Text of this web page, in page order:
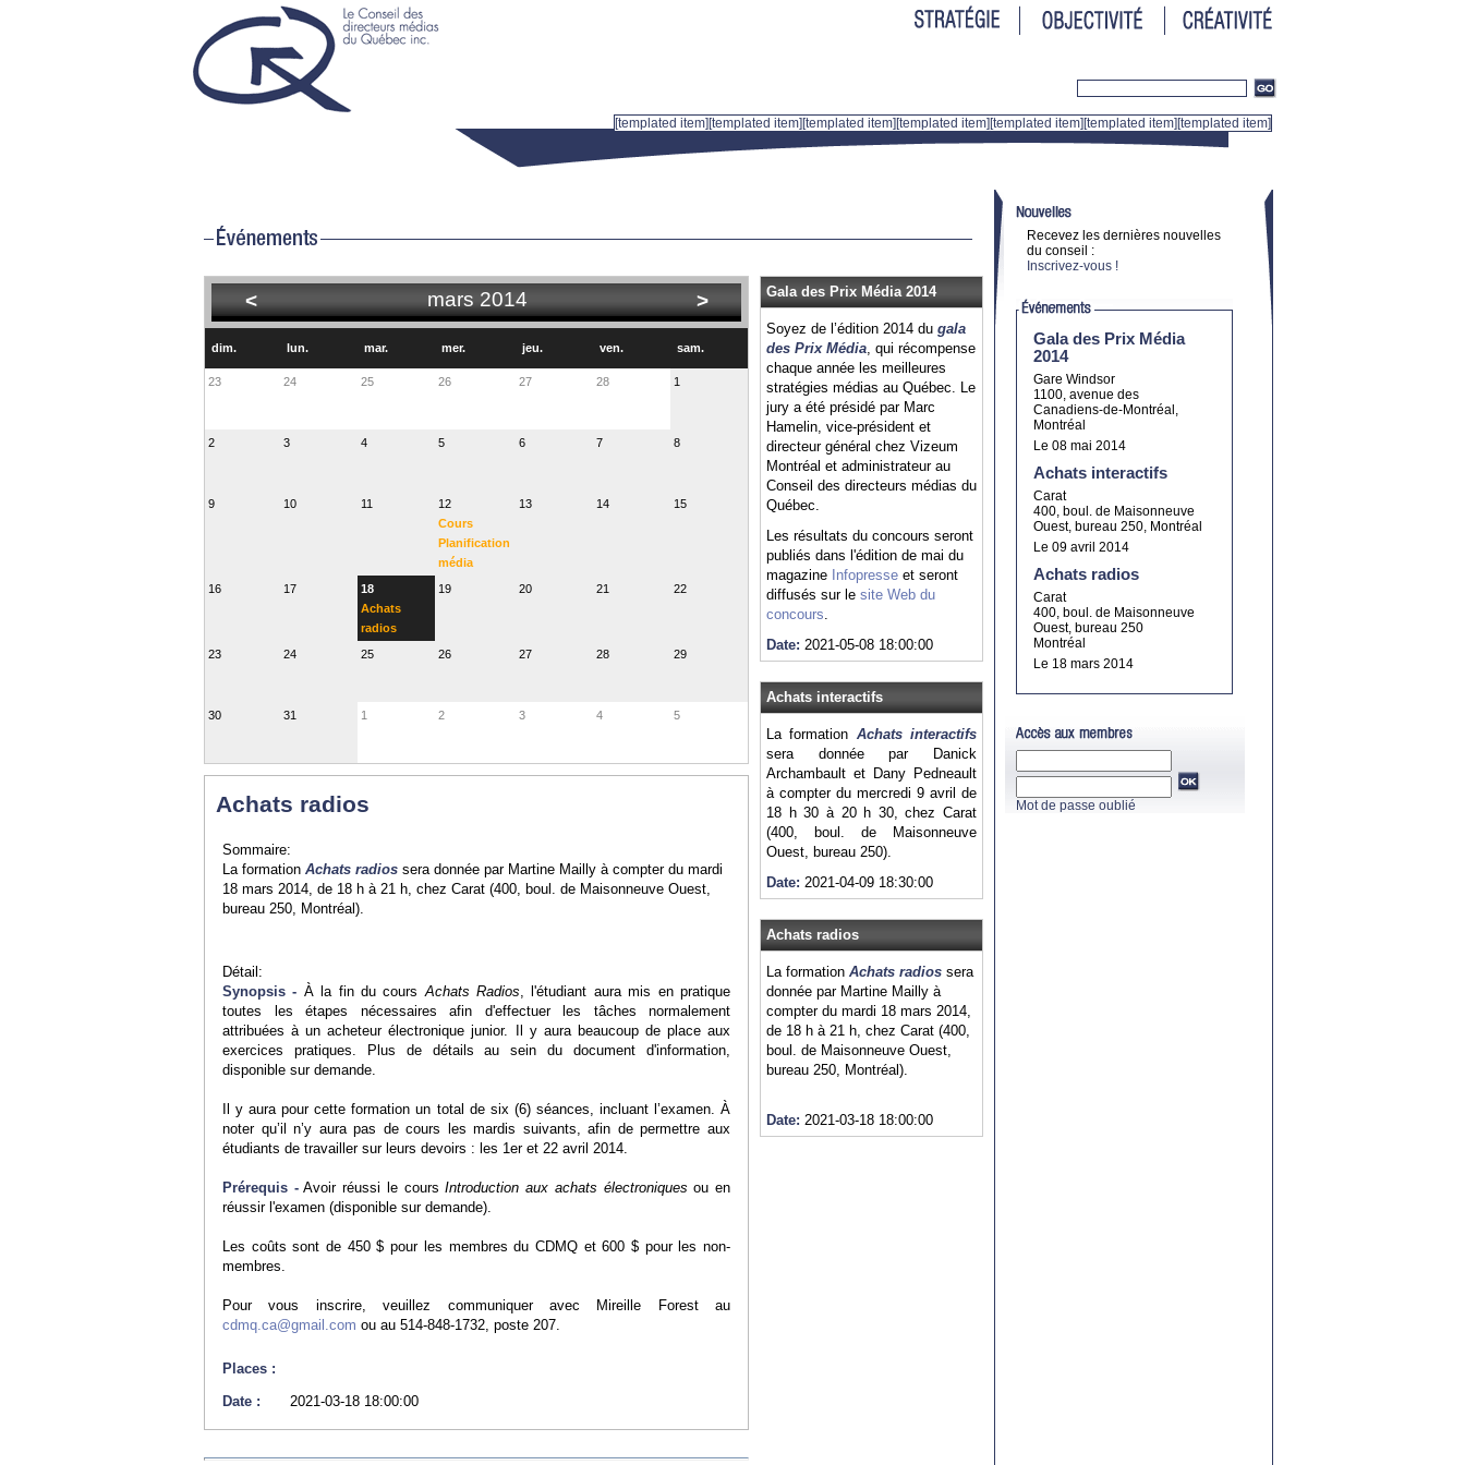
< mars 2014 >
dim. lun. mar. mer. jeu. ven. sam.
23 24 25 26 27 28 1
2 3 4 5 6 7 8
9 10 11
12
Cours
Planification
média
13 14 15
16 17
18
Achats
radios
19 20 21 22
23 24 25 26 27 28 29
30 31 1 2 3 4 5
Achats radios
Sommaire:
La formation Achats radios sera donnée par Martine Mailly à compter du mardi
18 mars 2014, de 18 h à 21 h, chez Carat (400, boul. de Maisonneuve Ouest,
bureau 250, Montréal).
Détail:
Synopsis - À la fin du coursAchats Radios, l'étudiant aura mis en pratique
toutes les étapes nécessaires afin d'effectuer les tâches normalement
attribuées à un acheteur électronique junior. Il y aura beaucoup de place aux
exercices pratiques. Plus de détails au sein du document d'information,
disponible sur demande.
Il y aura pour cette formation un total de six (6) séances, incluant l’examen. À
noter qu’il n’y aura pas de cours les mardis suivants, afin de permettre aux
étudiants de travailler sur leurs devoirs : les 1er et 22 avril 2014.
Prérequis -Avoir réussi le coursIntroduction aux achats électroniquesou en
réussir l'examen (disponible sur demande).
Les coûts sont de 450 $ pour les membres du CDMQ et 600 $ pour les non-
membres.
Pour vous inscrire, veuillez communiquer avec Mireille Forest au
cdmq.ca@gmail.com ou au 514-848-1732, poste 207.
Places :
Date :
2021-03-18 18:00:00
Gala des Prix Média 2014
Soyez de l’édition 2014 du gala
des Prix Média, qui récompense
chaque année les meilleures
stratégies médias au Québec. Le
jury a été présidé par Marc
Hamelin, vice-président et
directeur général chez Vizeum
Montréal et administrateur au
Conseil des directeurs médias du
Québec.
Les résultats du concours seront
publiés dans l'édition de mai du
magazine Infopresse et seront
diffusés sur le site Web du
concours.
Date: 2021-05-08 18:00:00
Achats interactifs
La formation Achats interactifs
sera donnée par Danick
Archambault et Dany Pedneault
à compter du mercredi 9 avril de
18 h 30 à 20 h 30, chez Carat
(400, boul. de Maisonneuve
Ouest, bureau 250).
Date: 2021-04-09 18:30:00
Achats radios
La formation Achats radios sera
donnée par Martine Mailly à
compter du mardi 18 mars 2014,
de 18 h à 21 h, chez Carat (400,
boul. de Maisonneuve Ouest,
bureau 250, Montréal).
Date: 2021-03-18 18:00:00
Recevez les dernières nouvelles
du conseil :
Inscrivez-vous !
Gala des Prix Média
2014
Gare Windsor
1100, avenue des
Canadiens-de-Montréal,
Montréal
Le 08 mai 2014
Achats interactifs
Carat
400, boul. de Maisonneuve
Ouest, bureau 250, Montréal
Le 09 avril 2014
Achats radios
Carat
400, boul. de Maisonneuve
Ouest, bureau 250
Montréal
Le 18 mars 2014
Mot de passe oublié
[templated item] [templated item] [templated item] [templated item] [templated item] [templated item] [templated item]